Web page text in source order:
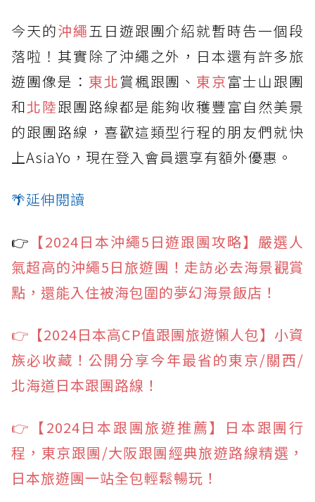
今天的沖繩五日遊跟團介紹就暫時告一個段
落啦！其實除了沖繩之外，日本還有許多旅
遊團像是： 東北賞楓跟團、 東京富士山跟團
和北陸跟團路線都是能夠收穫豐富自然美景
的跟團路線，喜歡這類型行程的朋友們就快
上AsiaYo，現在登入會員還享有額外優惠。
🌴延伸閱讀
👉 【2024日本沖繩5日遊跟團攻略】嚴選人
氣超高的沖繩5日旅遊團！走訪必去海景觀賞
點，還能入住被海包圍的夢幻海景飯店！
👉【2024日本高CP值跟團旅遊懶人包】小資
族必收藏！公開分享今年最省的東京/關西/
北海道日本跟團路線！
👉【2024日本跟團旅遊推薦】日本跟團行
程，東京跟團/大阪跟團經典旅遊路線精選，
日本旅遊團一站全包輕鬆暢玩！